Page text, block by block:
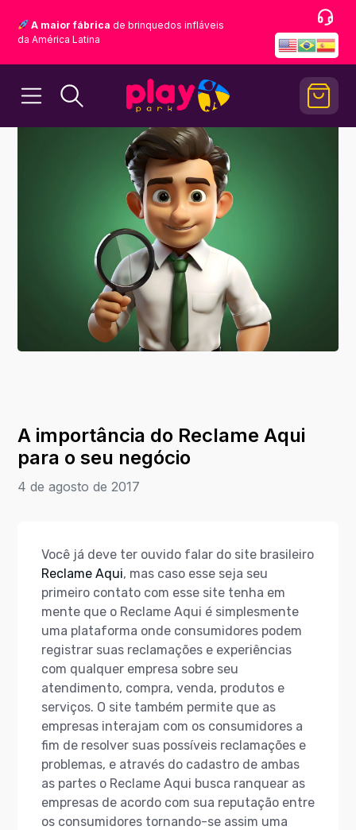
A maior fábrica de brinquedos infláveis
da América Latina
A importância do Reclame Aqui
para o seu negócio
4 de agosto de 2017
Você já deve ter ouvido falar do site brasileiro
Reclame Aqui, mas caso esse seja seu
primeiro contato com esse site tenha em
mente que o Reclame Aqui é simplesmente
uma plataforma onde consumidores podem
registrar suas reclamações e experiências
com qualquer empresa sobre seu
atendimento, compra, venda, produtos e
serviços. O site também permite que as
empresas interajam com os consumidores a
fim de resolver suas possíveis reclamações e
problemas, e através do cadastro de ambas
as partes o Reclame Aqui busca ranquear as
empresas de acordo com sua reputação entre
os consumidores tornando-se assim uma